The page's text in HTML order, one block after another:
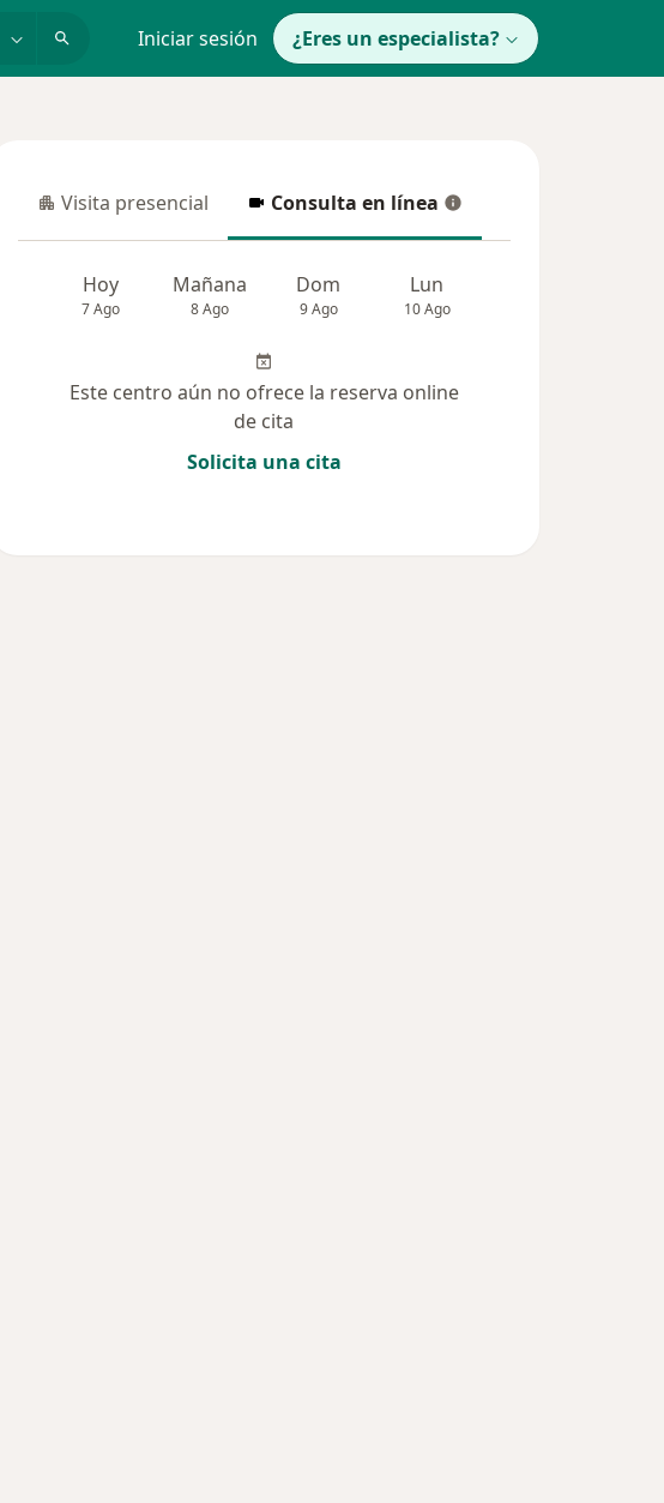
Iniciar sesión ¿Eres un especialista?
Visita presencial
Visita presencial Consulta en línea
Consulta en línea
Hoy
7 Ago
Mañana
8 Ago
Dom
9 Ago
Lun
10 Ago
Este centro aún no ofrece la reserva online
de cita
Solicita una cita